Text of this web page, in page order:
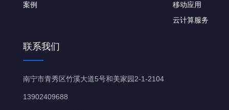
案例
移动应用
云计算服务
联系我们
南宁市青秀区竹溪大道5号和美家园2-1-2104
13902409688